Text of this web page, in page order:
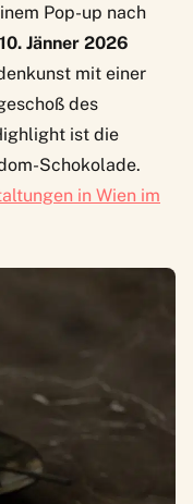
Pop-up nach
Jänner 2026
mit einer
des
ist die
Schokolade.
in Wien im